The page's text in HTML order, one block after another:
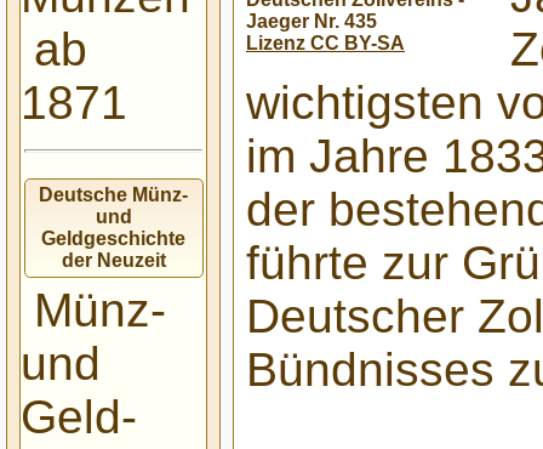
ab
1871
Deutsche Münz-
und
Geldgeschichte
der Neuzeit
Münz-
und
Geld-
Jaeger Nr. 435
Lizenz CC BY-SA
wichtigsten
im Jahre
der
führte zur
Deutscher
Bündnisses